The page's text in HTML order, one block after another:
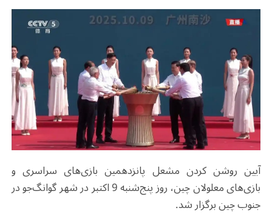
آیین روشن کردن مشعل پانزدهمین بازی‌های سراسری و
بازی‌های معلولان چین، روز پنج‌شنبه 9 اکتبر در شهر گوانگ‌جو در
جنوب چین برگزار شد.